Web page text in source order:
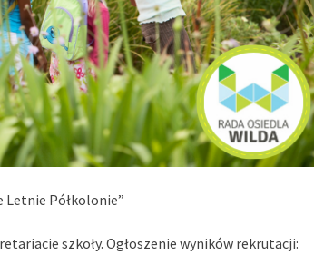
Letnie Półkolonie”
szkoły. Ogłoszenie wyników rekrutacji: